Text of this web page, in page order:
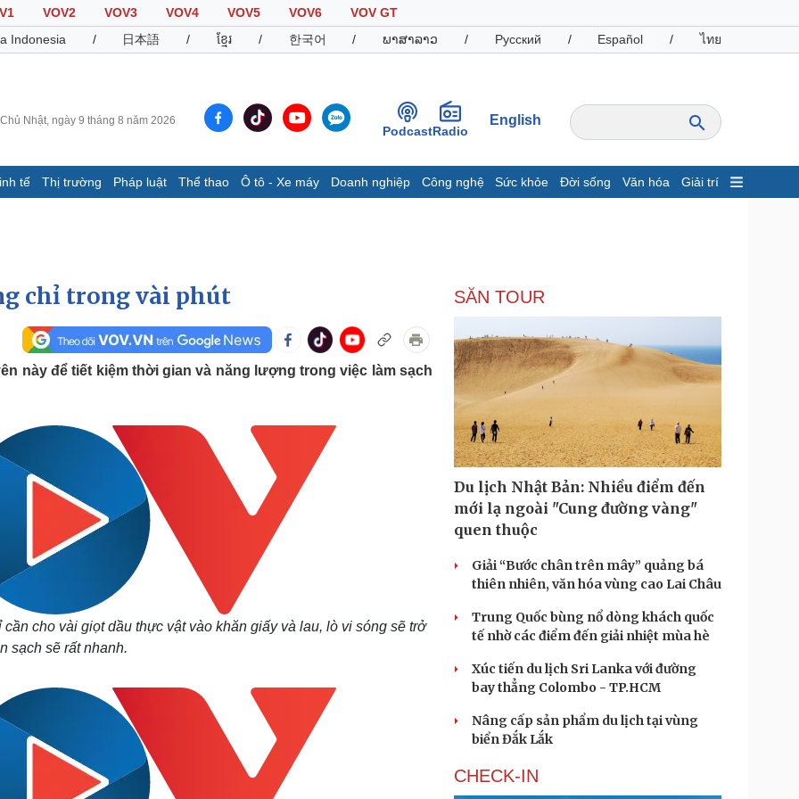
VOV2 VOV3 VOV4 VOV5 VOV6
VOV GT
Indonesia / 日本語 / ខ្មែរ / 한국어 / ພາສາລາວ / Русский / Español / ไทย
Chủ Nhật, ngày 9 tháng 8 năm 2026
PodcastRadio
English
tế Thị trường Pháp luật Thể thao Ô tô - Xe máy Doanh nghiệp Công nghệ Sức khỏe Đời sống Văn hóa Giải trí
Infographic
Giá cà phê
Thể thao
Thế giới thể thao
Ô tô - Xe máy
Tư vấn
Doanh nghiệp
Thông tin doanh nghiệp
Doanh nghiệp 24h
Doanh nhân
Vì cộng đồng
Công nghệ
Tin Công nghệ
Trải nghiệm
Chuyển đổi số
Văn hóa
Sân khấu - Điện ảnh
Văn học
Âm nhạc
Giải trí
Nghệ sĩ
Thời trang
Sao Việt
Podcast
Câu chuyện thời sự
Cửa sổ tình yêu
Kể chuyện cho bé
Hạt giống tâm hồn
chỉ trong vài phút
này để tiết kiệm thời gian và năng lượng trong việc làm sạch
cho vài giọt dầu thực vật vào khăn giấy và lau, lò vi sóng sẽ trở
sạch sẽ rất nhanh.
SĂN TOUR
Du lịch Nhật Bản: Nhiều điểm đến
mới lạ ngoài "Cung đường vàng"
quen thuộc
Giải “Bước chân trên mây” quảng bá
thiên nhiên, văn hóa vùng cao Lai Châu
Trung Quốc bùng nổ dòng khách quốc
tế nhờ các điểm đến giải nhiệt mùa hè
Xúc tiến du lịch Sri Lanka với đường
bay thẳng Colombo - TP.HCM
Nâng cấp sản phẩm du lịch tại vùng
biển Đắk Lắk
CHECK-IN